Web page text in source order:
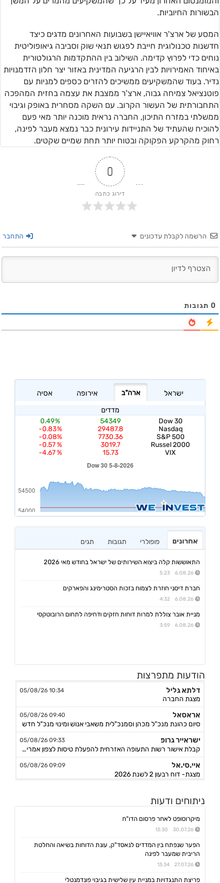
הבשורות החיוביות.
המסע של ארצ'ר אוויאיישן בשבועות האחרונים מדגים כיצד
חדשנות טכנולוגית חייבת לפגוש תנאי שוק וסביבה גיאופוליטית
נוחים כדי לפרוץ קדימה. השילוב בין ההתקדמות הרגולטורית
באיחוד האמירויות לבין הרגיעה המדינית באזור יצר חלון הזדמנויות
נדיר. בעוד שהמשקיעים ממשיכים להזרים כספים למניות עם
פוטנציאל צמיחה גבוה, ארצ'ר ממצבת את עצמה בחזית המהפכה
התחבורתית של העשור הקרוב. עם השקה מסחרית באופק וגיבוי
ממשלתי במזרח התיכון, החברה נראית מוכנה יותר מאי פעם
להוכיח שהעתיד של התניידות עירונית כבר נמצא מעבר לפינה,
רחוק מהקרקע הפקוקה ובטוח יותר תחת שמיים שקטים.
0
דירוג כתבה
הרשמה לקבלת עדכונים התחבר
0 תגובות
אחרונים פופולרי תגובות תגים
התאוששות קלה ביצוא השירותים של ישראל בחודש מאי 2026
6.08.26 5:23
חברת דיסני חוזרת לצמוח בזכות הסטרימינג והפארקים
6.08.26 4:32
מניית אובר צוללת למרות דוחות חזקים ודחיפה לתחום הרובוטקסי
6.08.26 3:59
הודעות מתפרצות
דלתא גליל 10:34 05/08/26
מצגת החברה
אראסאל 09:40 05/08/26
סיום כהונת מנכ"ל מכהן וסמנכ"לית משאבי אנוש ומינוי מנכ"ל חדש
ישראייר גרופ 09:33 05/08/26
קבלת אישור רשות התעופה האזרחית להפעלת טיסות לצפון אמריקה
איי.סי.אל 09:09 05/08/26
מצגת- דוח רבעון 2 לשנת 2026
מצגת משקיעים בעברית
באטמ
הזמנה ראשונה לפלטפורמת סייבר לסביבה טקטית
ויליפוד אינטרנש
ניתוחים ודעות
מיקרוסופט לאחר פרסום הדו"ח
30.07.26 13:30
הפער שנפתח בין המדדים לנאסד"ק, עונת הדוחות בשיאה והחלטת
הריבית שמעבר לפינה
27.07.26 13:34
פריצת התנגדויות במניית עין שלישית בגיבוי פונדמנטלי